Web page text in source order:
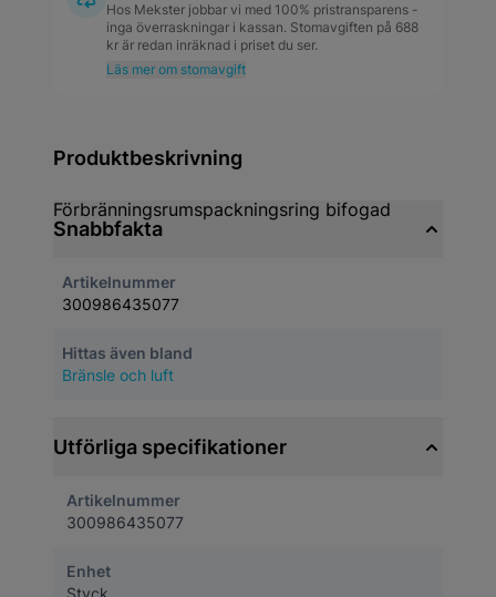
Hos Mekster jobbar vi med 100% pristransparens -
inga överraskningar i kassan. Stomavgiften på 688
kr är redan inräknad i priset du ser.
Läs mer om stomavgift
Produktbeskrivning
Förbränningsrumspackningsring bifogad
Snabbfakta
Artikelnummer
300986435077
Hittas även bland
Bränsle och luft
Utförliga specifikationer
Artikelnummer
300986435077
Enhet
Styck